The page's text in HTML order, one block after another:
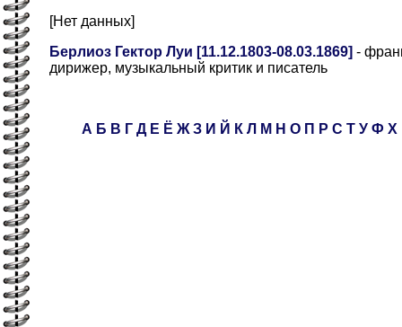
[Нет данных]
Берлиоз Гектор Луи [11.12.1803-08.03.1869] -
дирижер, музыкальный критик и писатель
А Б В Г Д Е Ё Ж З И Й К Л М Н О П Р С Т У Ф Х